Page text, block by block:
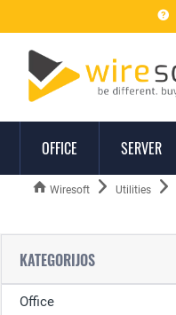
OFFICE SERVER
Wiresoft Utilities
KATEGORIJOS
Office